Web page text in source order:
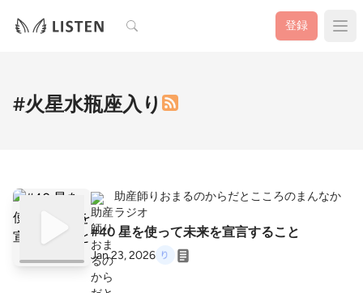
検索 登録
#火星水瓶座入り
助産師りおまるのからだとこころのまんなか
ラジオ
#40 星を使って未来を宣言すること
Jan 23, 2026